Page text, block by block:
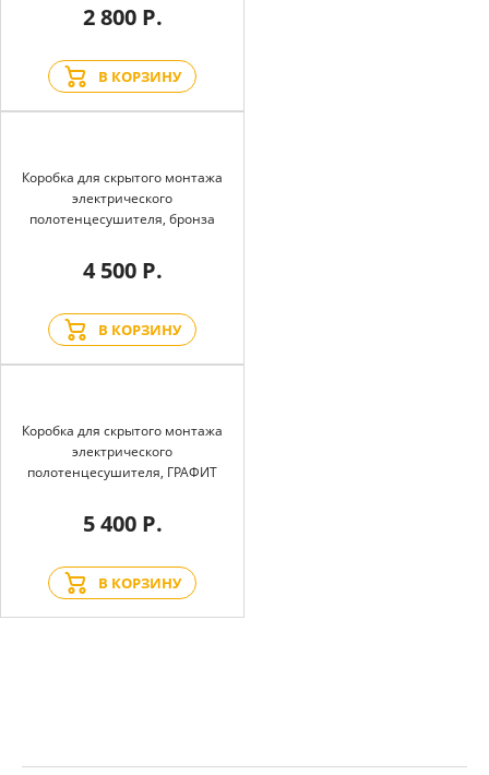
2 800 Р.
В КОРЗИНУ
Коробка для скрытого монтажа
электрического
полотенцесушителя, бронза
4 500 Р.
В КОРЗИНУ
Коробка для скрытого монтажа
электрического
полотенцесушителя, ГРАФИТ
5 400 Р.
В КОРЗИНУ